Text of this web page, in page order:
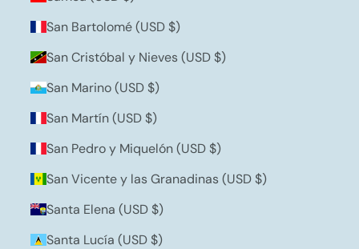
San Bartolomé (USD $)
San Cristóbal y Nieves (USD $)
San Marino (USD $)
San Martín (USD $)
San Pedro y Miquelón (USD $)
San Vicente y las Granadinas (USD $)
Santa Elena (USD $)
Santa Lucía (USD $)